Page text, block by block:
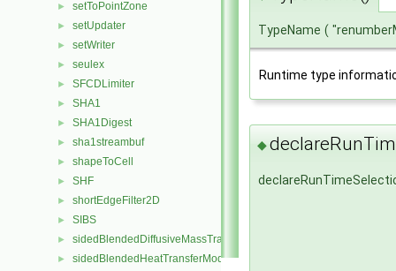
► setToPointZone
► setUpdater
► setWriter
► seulex
► SFCDLimiter
► SHA1
► SHA1Digest
► sha1streambuf
► shapeToCell
► SHF
► shortEdgeFilter2D
► SIBS
► sidedBlendedDiffusiveMassTransferModel
► sidedBlendedHeatTransferModel
TypeName (
Runtime type
◆